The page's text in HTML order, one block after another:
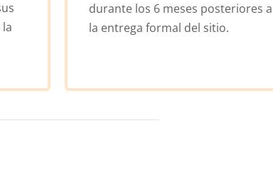
durante los 6 meses posteriores a
la entrega formal del sitio.